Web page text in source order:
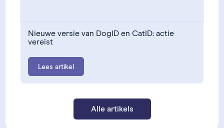
Nieuwe versie van DogID en CatID: actie
vereist
Lees artikel
Alle artikels